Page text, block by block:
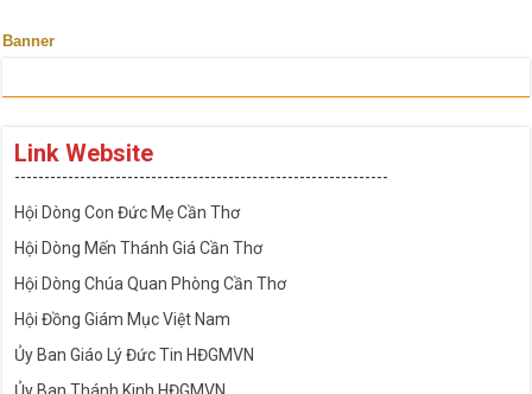
Banner
Link Website
---------------------------------------------------------------
Hội Dòng Con Đức Mẹ Cần Thơ
Hội Dòng Mến Thánh Giá Cần Thơ
Hội Dòng Chúa Quan Phòng Cần Thơ
Hội Đồng Giám Mục Việt Nam
Ủy Ban Giáo Lý Đức Tin HĐGMVN
Ủy Ban Thánh Kinh HĐGMVN